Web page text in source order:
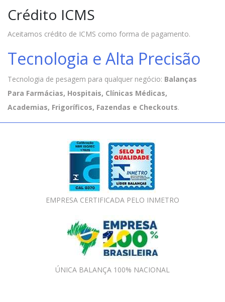
Crédito ICMS
Aceitamos crédito de ICMS como forma de pagamento.
Tecnologia e Alta Precisão
Tecnologia de pesagem para qualquer negócio: Balanças
Para Farmácias, Hospitais, Clínicas Médicas,
Academias, Frigoríficos, Fazendas e Checkouts.
EMPRESA CERTIFICADA PELO INMETRO
ÚNICA BALANÇA 100% NACIONAL